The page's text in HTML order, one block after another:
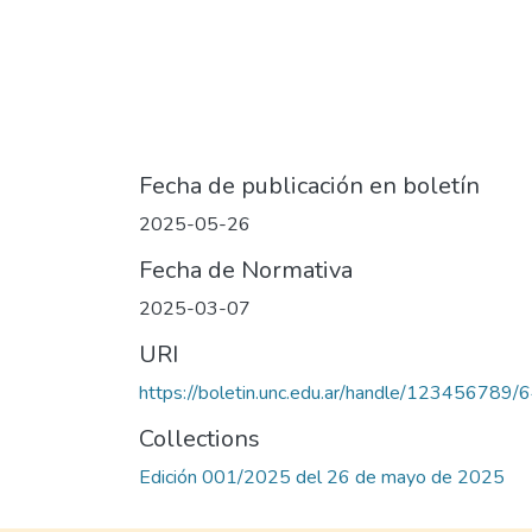
Fecha de publicación en boletín
2025-05-26
Fecha de Normativa
2025-03-07
URI
https://boletin.unc.edu.ar/handle/123456789/
Collections
Edición 001/2025 del 26 de mayo de 2025